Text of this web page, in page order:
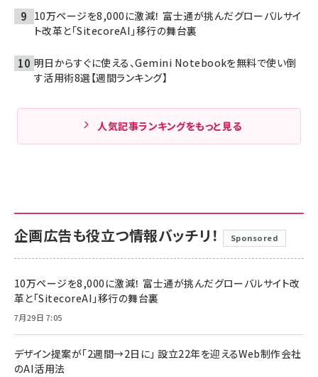
10万ページを8,000に激減！ 富士通が挑んだグローバルサイ
ト改革と「SitecoreAI」移行の舞台裏
明日からすぐに使える、Gemini Notebookを無料で使い倒
す活用術8選【週間ランキング】
人気記事ランキングをもっと見る
企画広告も役立つ情報バッチリ！ Sponsored
10万ページを8,000に激減！ 富士通が挑んだグローバルサイト改
革と「SitecoreAI」移行の舞台裏
7月29日 7:05
デザイン提案が「2週間→2日に」 設立22年を迎えるWeb制作会社
のAI活用法